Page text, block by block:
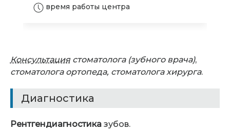
время работы центра
Консультация стоматолога (зубного врача),
стоматолога ортопеда, стоматолога хирурга.
Диагностика
Рентгендиагностика зубов.